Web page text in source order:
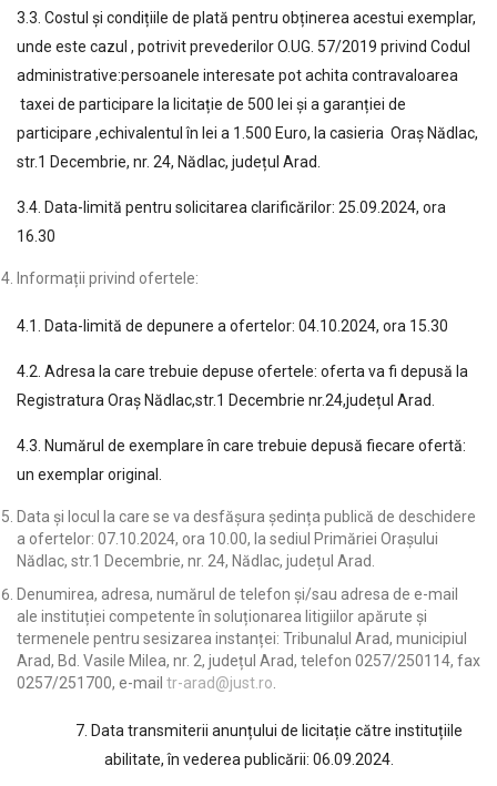
3.3. Costul și condițiile de plată pentru obținerea acestui exemplar,
unde este cazul , potrivit prevederilor O.UG. 57/2019 privind Codul
administrative:persoanele interesate pot achita contravaloarea
taxei de participare la licitație de 500 lei și a garanției de
participare ,echivalentul în lei a 1.500 Euro, la casieria Oraș Nădlac,
str.1 Decembrie, nr. 24, Nădlac, județul Arad.
3.4. Data-limită pentru solicitarea clarificărilor: 25.09.2024, ora
16.30
Informații privind ofertele:
4.1. Data-limită de depunere a ofertelor: 04.10.2024, ora 15.30
4.2. Adresa la care trebuie depuse ofertele: oferta va fi depusă la
Registratura Oraș Nădlac,str.1 Decembrie nr.24,județul Arad.
4.3. Numărul de exemplare în care trebuie depusă fiecare ofertă:
un exemplar original.
Data și locul la care se va desfășura ședința publică de deschidere
a ofertelor: 07.10.2024, ora 10.00, la sediul Primăriei Orașului
Nădlac, str.1 Decembrie, nr. 24, Nădlac, județul Arad.
Denumirea, adresa, numărul de telefon și/sau adresa de e-mail
ale instituției competente în soluționarea litigiilor apărute și
termenele pentru sesizarea instanței: Tribunalul Arad, municipiul
Arad, Bd. Vasile Milea, nr. 2, județul Arad, telefon 0257/250114, fax
0257/251700, e-mail tr-arad@just.ro.
7. Data transmiterii anunțului de licitație către instituțiile
abilitate, în vederea publicării: 06.09.2024.